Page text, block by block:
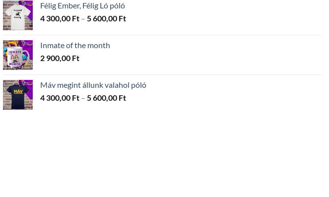
Félig Ember, Félig Ló póló
4 300,00 Ft – 5 600,00 FtÁrtartomány:
Inmate of the month
2 900,00 Ft
Máv megint állunk valahol póló
4 300,00 Ft – 5 600,00 FtÁrtartomány: